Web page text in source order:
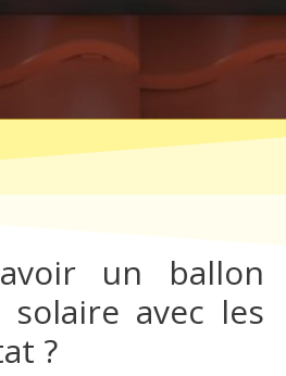
un ballon
solaire avec les
?